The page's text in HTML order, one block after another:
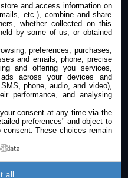
store and access information on
etc.), combine and share
whether collected on this
by some of us, or obtained
preferences, purchases,
and emails, phone, precise
and offering you services,
across your devices and
phone, audio, and video),
performance, and analysing
consent at any time via the
preferences" and object to
These choices remain
all